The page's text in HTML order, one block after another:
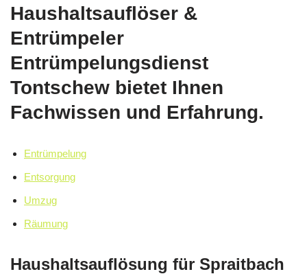
Haushaltsauflöser &
Entrümpeler
Entrümpelungsdienst
Tontschew bietet Ihnen
Fachwissen und Erfahrung.
Entrümpelung
Entsorgung
Umzug
Räumung
Haushaltsauflösung für Spraitbach